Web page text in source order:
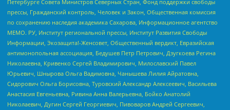
Петербурге Совета Министров Северных Стран, Фонд поддержки свободы
прессы, Гражданский контроль, Человек и Закон, Общественная комиссия
по сохранению наследия академика Сахарова, Информационное агентство
МЕМО. РУ, Институт региональной прессы, Институт Развития Свободы
Информации, Экозащита!-Женсовет, Общественный вердикт, Евразийская
антимонопольная ассоциация, Бедушев Петр Петрович, Дзугкоева Регина
Николаевна, Кривенко Сергей Владимирович, Милославский Павел
Юрьевич, Шнырова Ольга Вадимовна, Чанышева Лилия Айратовна,
Сидорович Ольга Борисовна, Туровский Александр Алексеевич, Васильева
Анастасия Евгеньевна, Ривина Анна Валерьевна, Бойко Анатолий
Николаевич, Дугин Сергей Георгиевич, Пивоваров Андрей Сергеевич,